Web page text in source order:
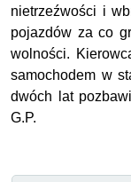
nietrzeźwości i
pojazdów za co
wolności.
samochodem w
dwóch lat
G.P.